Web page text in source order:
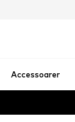
Accessoarer